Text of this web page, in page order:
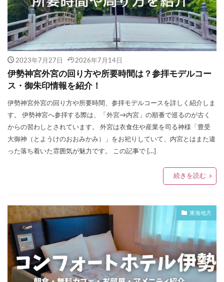
2023年7月27日 2026年7月14日
伊勢神宮外宮の回り方や所要時間は？参拝モデルコー
ス・御朱印情報を紹介！
伊勢神宮外宮の回り方や所要時間、参拝モデルコースを詳しく紹介しま
す。 伊勢神宮へ参拝する際は、「外宮→内宮」の順番で巡るのが古く
からの習わしとされています。 外宮は衣食住や産業を司る神様「豊受
大御神（とようけのおおみかみ）」をお祀りしていて、内宮とはまた違
った落ち着いた雰囲気が魅力です。 この記事で […]
続きを読む
東海地方